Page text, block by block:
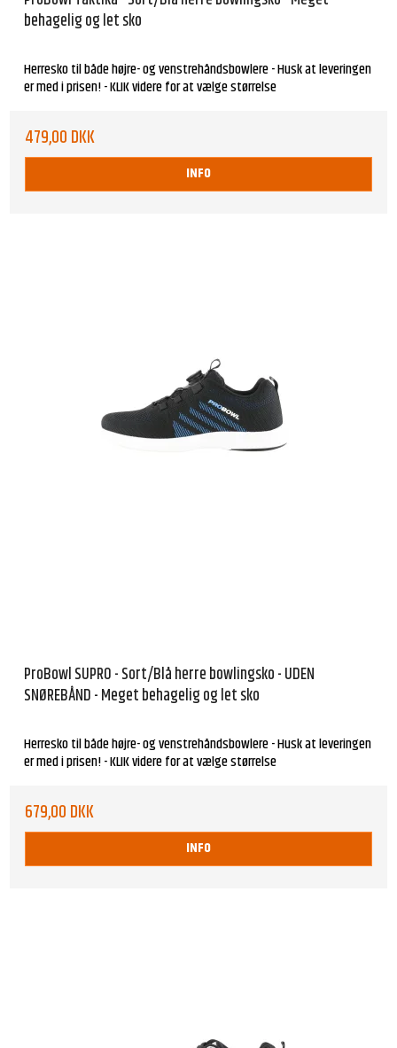
behagelig og let sko
Herresko til både højre- og venstrehåndsbowlere - Husk at leveringen
er med i prisen! - KLIK videre for at vælge størrelse
479,00 DKK
INFO
ProBowl SUPRO - Sort/Blå herre bowlingsko - UDEN
SNØREBÅND - Meget behagelig og let sko
Herresko til både højre- og venstrehåndsbowlere - Husk at leveringen
er med i prisen! - KLIK videre for at vælge størrelse
679,00 DKK
INFO